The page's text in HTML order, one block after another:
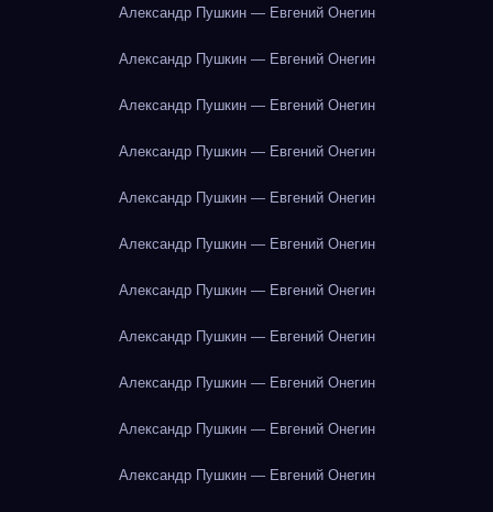
Александр Пушкин — Евгений Онегин
Александр Пушкин — Евгений Онегин
Александр Пушкин — Евгений Онегин
Александр Пушкин — Евгений Онегин
Александр Пушкин — Евгений Онегин
Александр Пушкин — Евгений Онегин
Александр Пушкин — Евгений Онегин
Александр Пушкин — Евгений Онегин
Александр Пушкин — Евгений Онегин
Александр Пушкин — Евгений Онегин
Александр Пушкин — Евгений Онегин